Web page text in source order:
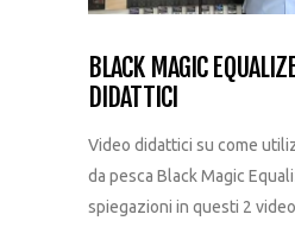
BLACK MAGIC
DIDATTICI
Video didattici su come
da pesca Black Magic
spiegazioni in questi 2